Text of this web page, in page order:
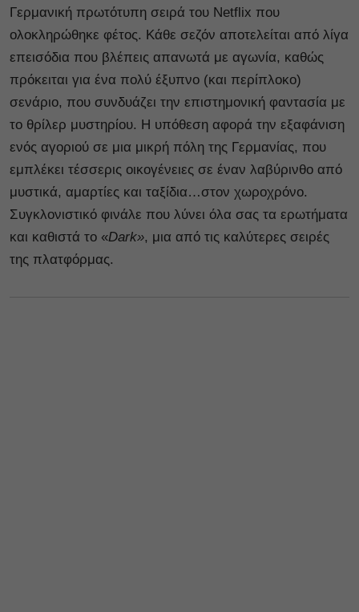
Γερμανική πρωτότυπη σειρά του Netflix που
ολοκληρώθηκε φέτος. Κάθε σεζόν αποτελείται από λίγα
επεισόδια που βλέπεις απανωτά με αγωνία, καθώς
πρόκειται για ένα πολύ έξυπνο (και περίπλοκο)
σενάριο, που συνδυάζει την επιστημονική φαντασία με
το θρίλερ μυστηρίου. Η υπόθεση αφορά την εξαφάνιση
ενός αγοριού σε μια μικρή πόλη της Γερμανίας, που
εμπλέκει τέσσερις οικογένειες σε έναν λαβύρινθο από
μυστικά, αμαρτίες και ταξίδια…στον χωροχρόνο.
Συγκλονιστικό φινάλε που λύνει όλα σας τα ερωτήματα
και καθιστά το «Dark», μια από τις καλύτερες σειρές
της πλατφόρμας.